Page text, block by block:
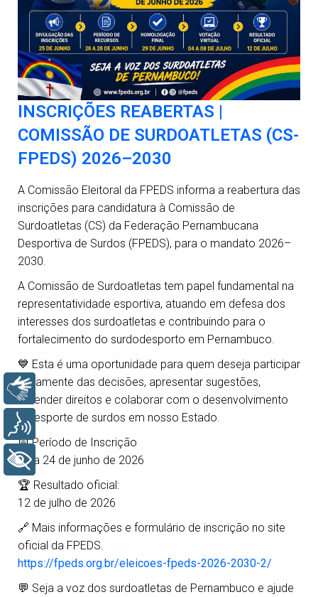
INSCRIÇÕES REABERTAS |
COMISSÃO DE SURDOATLETAS (CS-
FPEDS) 2026–2030
A Comissão Eleitoral da FPEDS informa a reabertura das
inscrições para candidatura à Comissão de
Surdoatletas (CS) da Federação Pernambucana
Desportiva de Surdos (FPEDS), para o mandato 2026–
2030.
A Comissão de Surdoatletas tem papel fundamental na
representatividade esportiva, atuando em defesa dos
interesses dos surdoatletas e contribuindo para o
fortalecimento do surdodesporto em Pernambuco.
💙 Esta é uma oportunidade para quem deseja participar
ativamente das decisões, apresentar sugestões,
defender direitos e colaborar com o desenvolvimento
do esporte de surdos em nosso Estado.
📅 Período de Inscrição
08 a 24 de junho de 2026
🏆 Resultado oficial:
12 de julho de 2026
🔗 Mais informações e formulário de inscrição no site
oficial da FPEDS.
https://fpeds.org.br/eleicoes-fpeds-2026-2030-2/
💬 Seja a voz dos surdoatletas de Pernambuco e ajude
Libras
Voz
+ Acessibilidade